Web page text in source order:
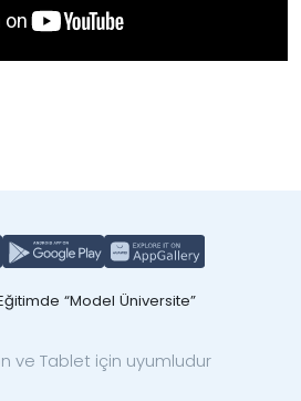
“Model Üniversite”
ve Tablet için uyumludur